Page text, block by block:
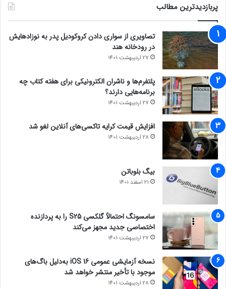
پربازدیدترین مطالب
تصاویری از سواری دادن کروکودیل پدر به نوزادهایش
در رودخانه هند
27 اردیبهشت 1401
پلتفرم‌ها و ناشران الکترونیکی برای هفته کتاب چه
برنامه‌هایی دارند؟
27 اردیبهشت 1401
افزایش قیمت کرایه تاکسی‌های آنلاین لغو شد
28 اردیبهشت 1401
بیگ بلوباتن
21 اسفند 1401
سامسونگ احتمالاً گلکسی S25 را به پردازنده
اختصاصی جدید مجهز می‌کند
27 اردیبهشت 1401
نسخه آزمایشی عمومی iOS 16 به‌دلیل باگ‌های
موجود با تأخیر منتشر خواهد شد
28 اردیبهشت 1401